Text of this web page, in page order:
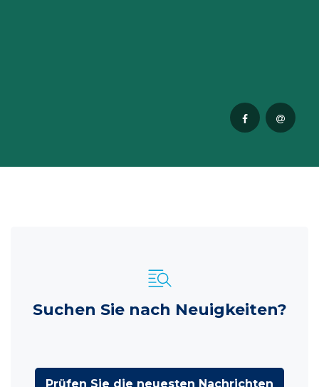
Suchen Sie nach Neuigkeiten?
Prüfen Sie die neuesten Nachrichten